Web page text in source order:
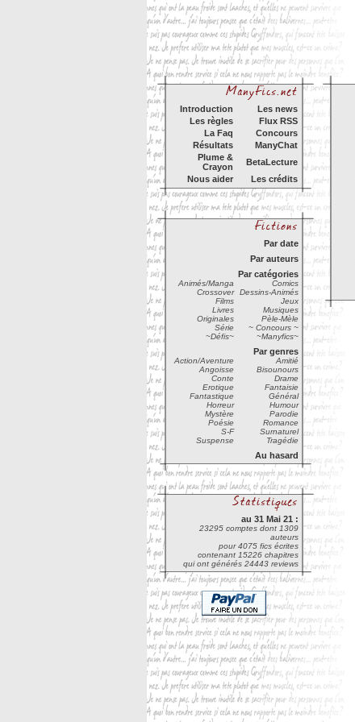
Introduction
Les news
Les règles
Flux RSS
La Faq
Concours
Résultats
ManyChat
Plume &
Crayon
BetaLecture
Nous aider
Les crédits
Par date
Par auteurs
Par catégories
Animés/Manga
Comics
Crossover
Dessins-Animés
Films
Jeux
Livres
Musiques
Originales
Pèle-Mèle
Série
~ Concours ~
~Défis~
~Manyfics~
Par genres
Action/Aventure
Amitié
Angoisse
Bisounours
Conte
Drame
Erotique
Fantaisie
Fantastique
Général
Horreur
Humour
Mystère
Parodie
Poésie
Romance
S-F
Surnaturel
Suspense
Tragédie
Au hasard
au 31 Mai 21 :
23295 comptes dont 1309
auteurs
pour 4075 fics écrites
contenant 15226 chapitres
qui ont générés 24443 reviews